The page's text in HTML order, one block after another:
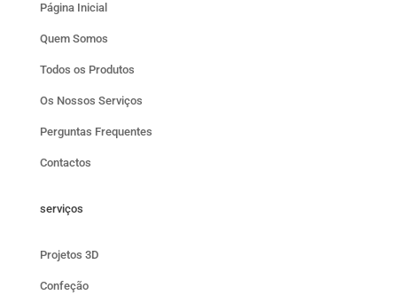
Página Inicial
Quem Somos
Todos os Produtos
Os Nossos Serviços
Perguntas Frequentes
Contactos
serviços
Projetos 3D
Confeção